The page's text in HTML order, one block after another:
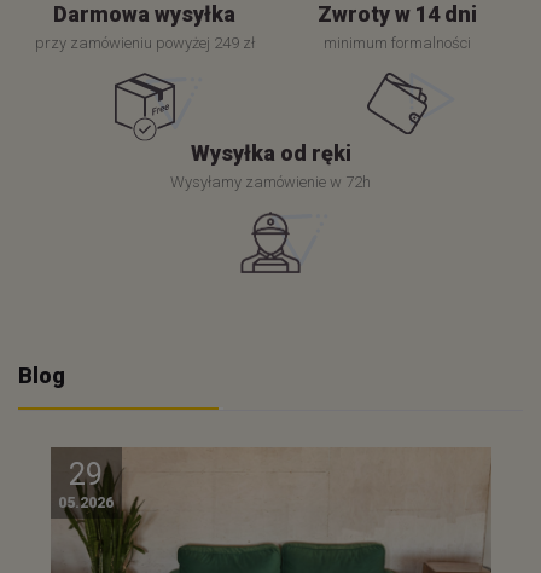
Darmowa wysyłka
przy zamówieniu powyżej 249 zł
Zwroty w 14 dni
minimum formalności
Wysyłka od ręki
Wysyłamy zamówienie w 72h
Blog
29
05.2026